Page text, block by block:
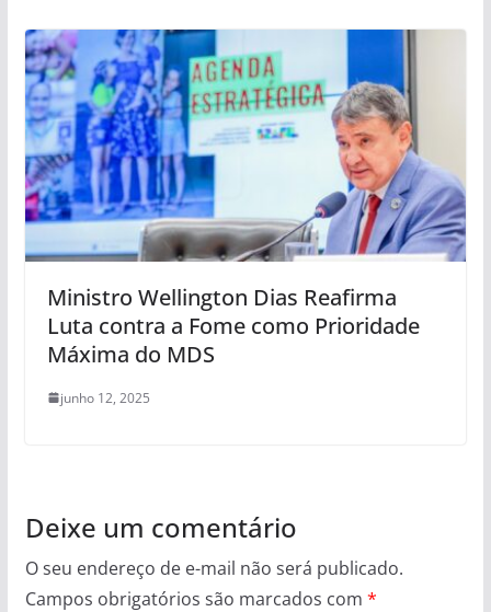
Ministro Wellington Dias Reafirma
Luta contra a Fome como Prioridade
Máxima do MDS
junho 12, 2025
Deixe um comentário
O seu endereço de e-mail não será publicado.
Campos obrigatórios são marcados com *